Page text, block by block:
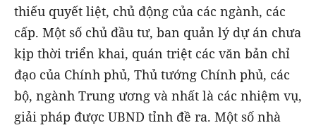
thiếu quyết liệt, chủ động của các ngành, các
cấp. Một số chủ đầu tư, ban quản lý dự án chưa
kịp thời triển khai, quán triệt các văn bản chỉ
đạo của Chính phủ, Thủ tướng Chính phủ, các
bộ, ngành Trung ương và nhất là các nhiệm vụ,
giải pháp được UBND tỉnh đề ra. Một số nhà